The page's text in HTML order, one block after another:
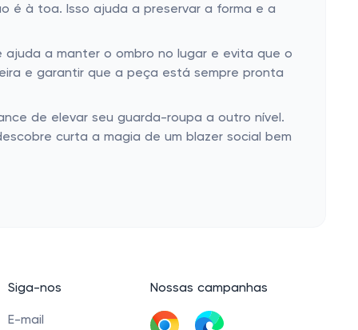
é à toa. Isso ajuda a preservar a forma e a
ajuda a manter o ombro no lugar e evita que o
e garantir que a peça está sempre pronta
de elevar seu guarda-roupa a outro nível.
curta a magia de um blazer social bem
Siga-nos
E-mail
Nossas campanhas